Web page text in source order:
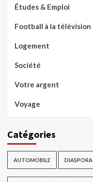
Études & Emploi
Football à la télévision
Logement
Société
Votre argent
Voyage
Catégories
AUTOMOBILE DIASPORA